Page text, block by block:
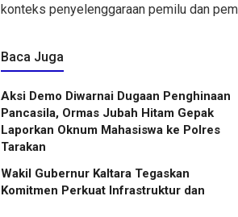
konteks penyelenggaraan pemilu dan
Baca Juga
Aksi Demo Diwarnai Dugaan Penghinaan
Pancasila, Ormas Jubah Hitam Gepak
Laporkan Oknum Mahasiswa ke Polres
Tarakan
Wakil Gubernur Kaltara Tegaskan
Komitmen Perkuat Infrastruktur dan